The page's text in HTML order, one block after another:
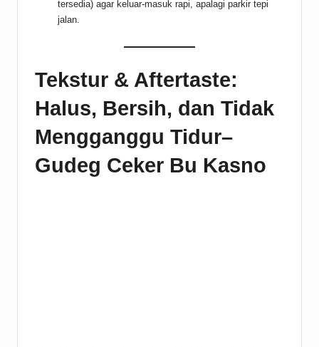
tersedia) agar keluar-masuk rapi, apalagi parkir tepi
jalan.
Tekstur & Aftertaste:
Halus, Bersih, dan Tidak
Mengganggu Tidur–
Gudeg Ceker Bu Kasno